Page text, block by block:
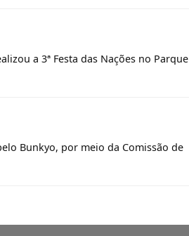
a 3ª Festa das Nações no Parque
Bunkyo, por meio da Comissão de